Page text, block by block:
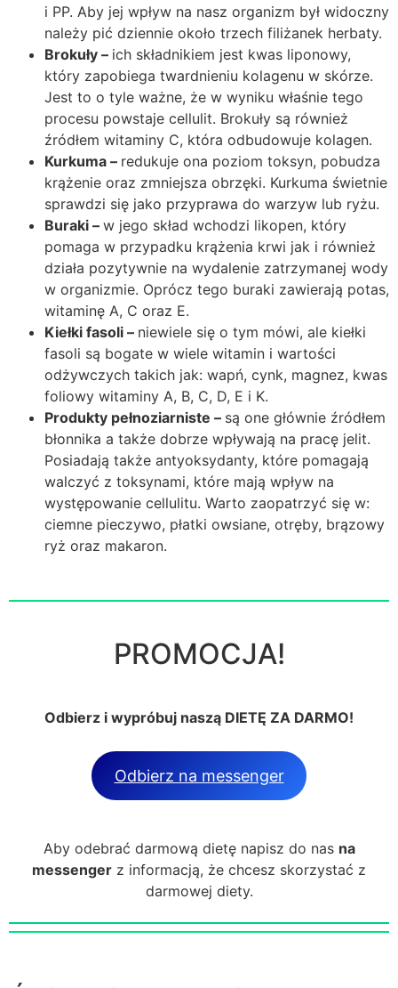
i PP. Aby jej wpływ na nasz organizm był widoczny
należy pić dziennie około trzech filiżanek herbaty.
Brokuły – ich składnikiem jest kwas liponowy,
który zapobiega twardnieniu kolagenu w skórze.
Jest to o tyle ważne, że w wyniku właśnie tego
procesu powstaje cellulit. Brokuły są również
źródłem witaminy C, która odbudowuje kolagen.
Kurkuma – redukuje ona poziom toksyn, pobudza
krążenie oraz zmniejsza obrzęki. Kurkuma świetnie
sprawdzi się jako przyprawa do warzyw lub ryżu.
Buraki – w jego skład wchodzi likopen, który
pomaga w przypadku krążenia krwi jak i również
działa pozytywnie na wydalenie zatrzymanej wody
w organizmie. Oprócz tego buraki zawierają potas,
witaminę A, C oraz E.
Kiełki fasoli – niewiele się o tym mówi, ale kiełki
fasoli są bogate w wiele witamin i wartości
odżywczych takich jak: wapń, cynk, magnez, kwas
foliowy witaminy A, B, C, D, E i K.
Produkty pełnoziarniste – są one głównie źródłem
błonnika a także dobrze wpływają na pracę jelit.
Posiadają także antyoksydanty, które pomagają
walczyć z toksynami, które mają wpływ na
występowanie cellulitu. Warto zaopatrzyć się w:
ciemne pieczywo, płatki owsiane, otręby, brązowy
ryż oraz makaron.
PROMOCJA!
Odbierz i wypróbuj naszą DIETĘ ZA DARMO!
Odbierz na messenger
Aby odebrać darmową dietę napisz do nas na
messenger z informacją, że chcesz skorzystać z
darmowej diety.